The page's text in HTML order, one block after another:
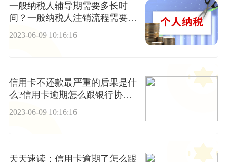
一般纳税人辅导期需要多长时
间？一般纳税人注销流程需要注
意什么？
2023-06-09 10:16:16
信用卡不还款最严重的后果是什
么?信用卡逾期怎么跟银行协商
2023-06-09 10:16:16
天天速读：信用卡逾期了怎么跟